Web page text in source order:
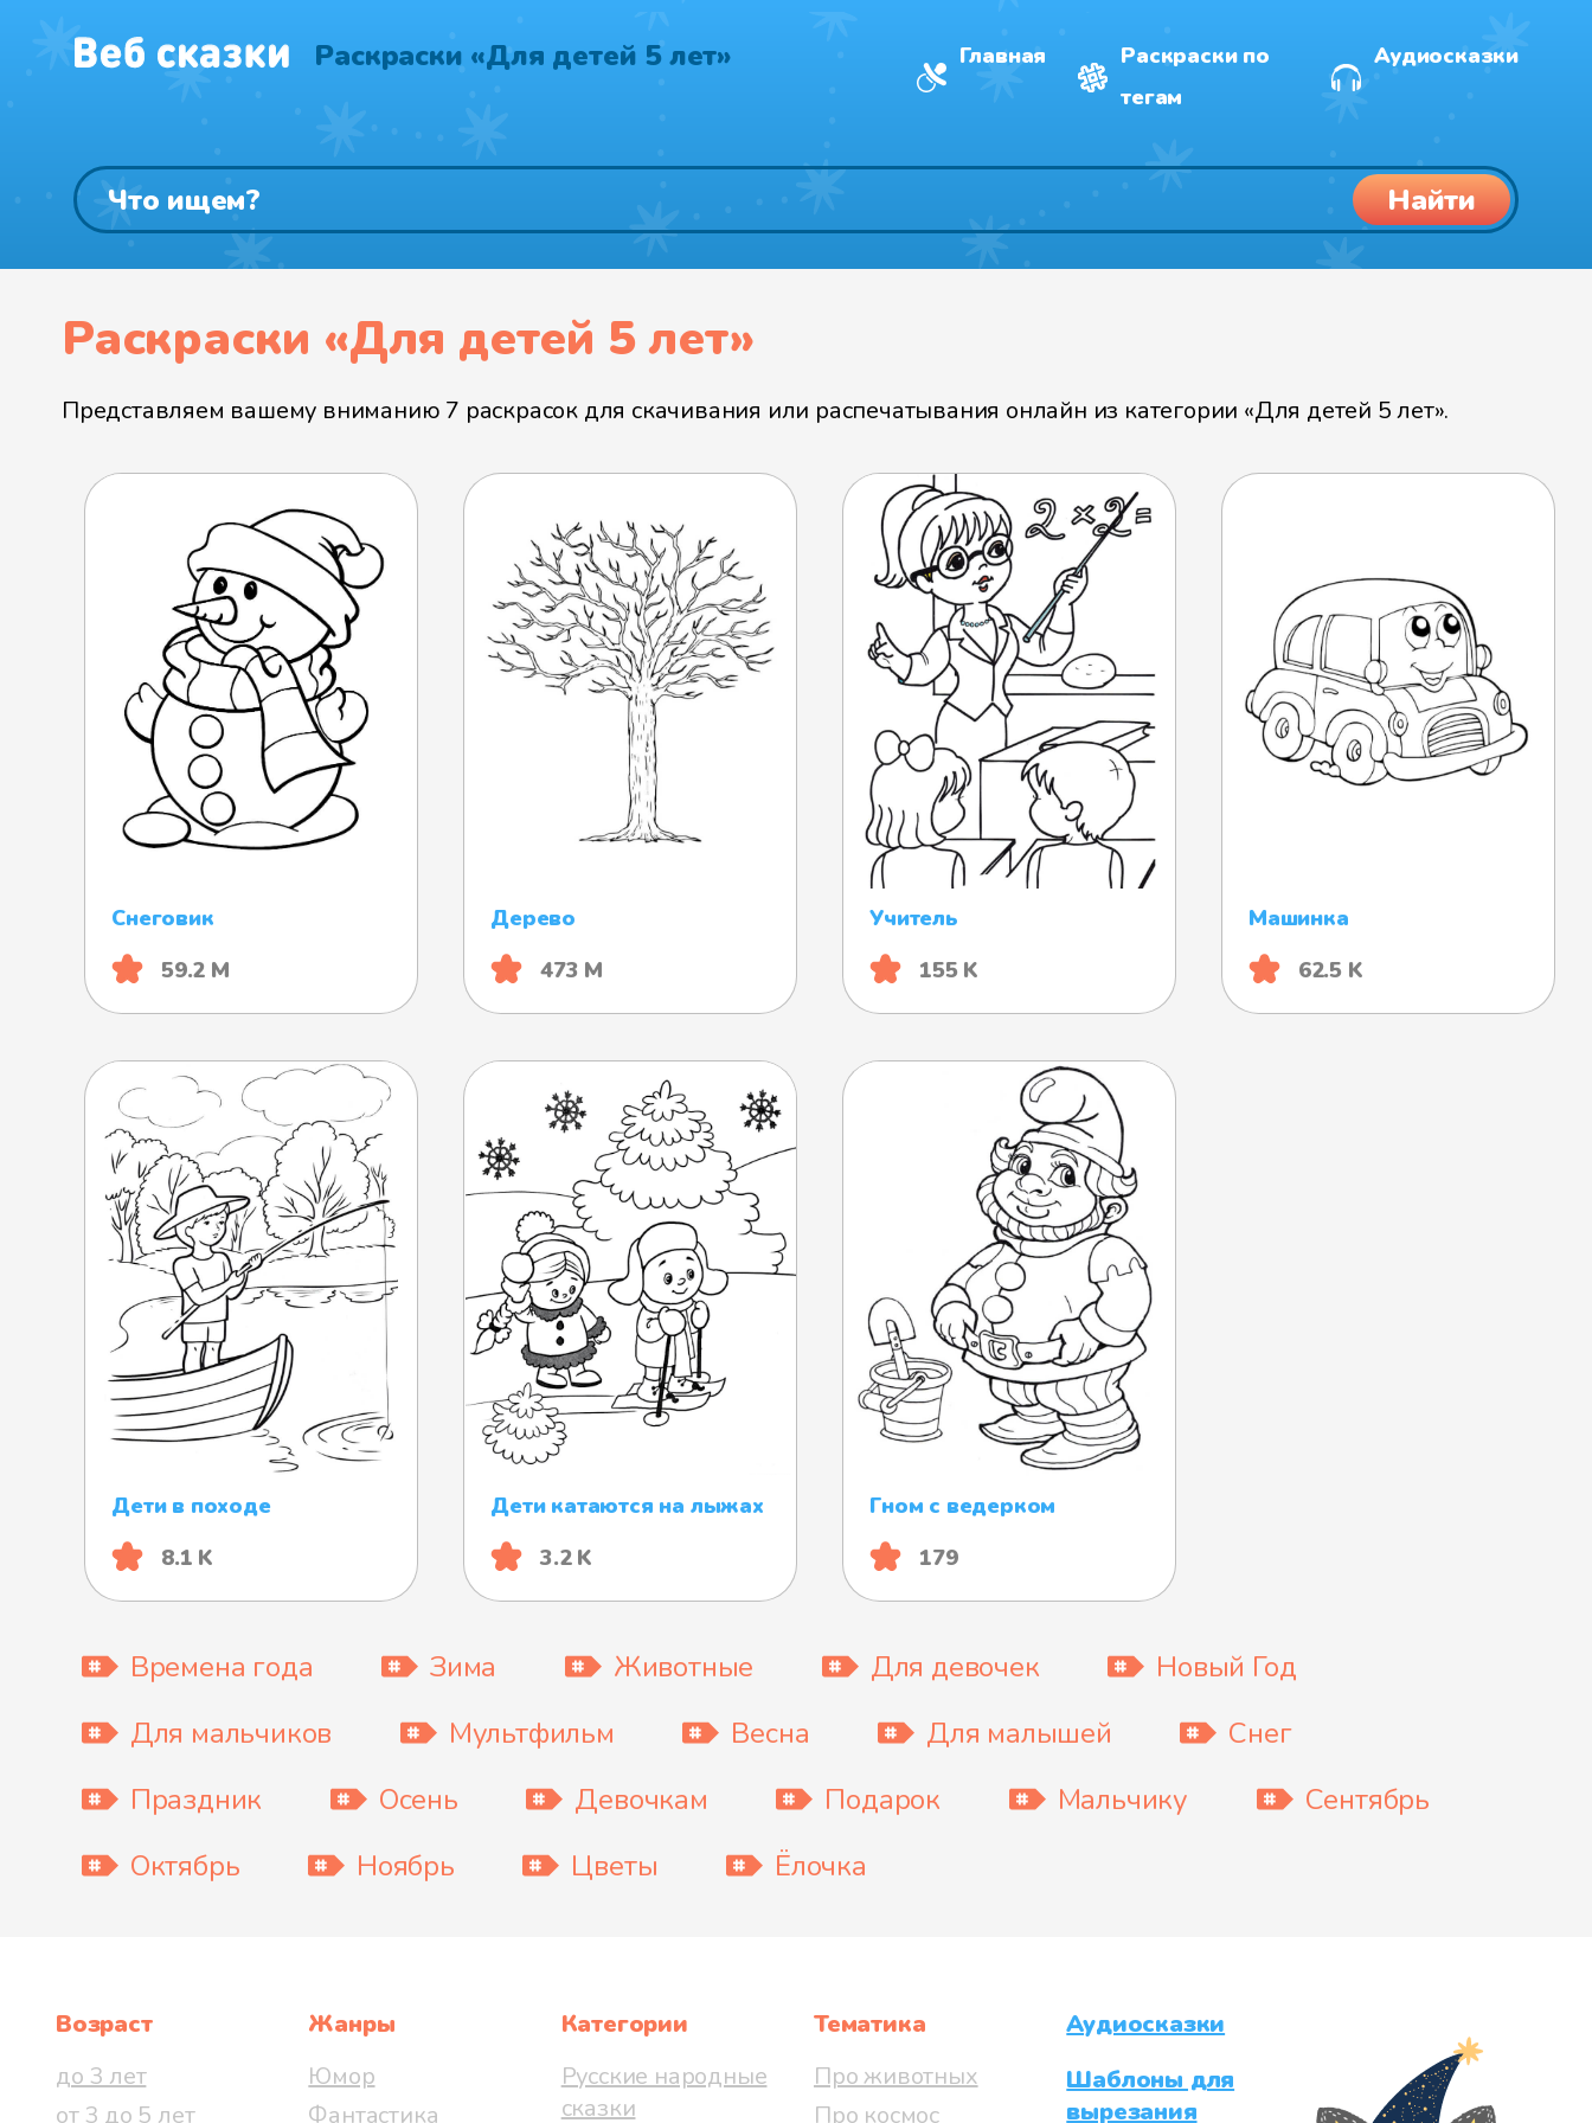
Раскраски «Для детей 5 лет» Главная
Раскраски по
тегам
Аудиосказки
Найти
Раскраски «Для детей 5 лет»
Представляем вашему вниманию 7 раскрасок для скачивания или распечатывания онлайн из категории «Для детей 5 лет».
Снеговик
59.2 М
Дерево
473 М
Учитель
155 K
Машинка
62.5 K
Дети в походе
8.1 K
Дети катаются на лыжах
3.2 K
Гном с ведерком
179
Времена года Зима Животные Для девочек
Новый Год
Для мальчиков
Мультфильм Весна Для малышей
Снег
Праздник
Осень Девочкам Подарок Мальчику
Сентябрь
Октябрь
Ноябрь Цветы Ёлочка
Возраст
до 3 лет
от 3 до 5 лет
Жанры
Юмор
Фантастика
Категории
Русские народные
сказки
Тематика
Про животных
Про космос
Аудиосказки
Шаблоны для
вырезания